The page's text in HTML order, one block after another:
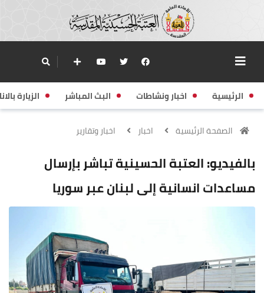
الرئيسية اخبار ونشاطات البث المباشر الزيارة
الصفحة الرئيسية اخبار اخبار وتقارير
بالفيديو: العتبة الحسينية تباشر بإرسال
مساعدات انسانية إلى لبنان عبر سوريا